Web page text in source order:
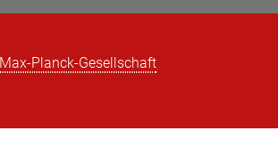
Max-Planck-Gesellschaft